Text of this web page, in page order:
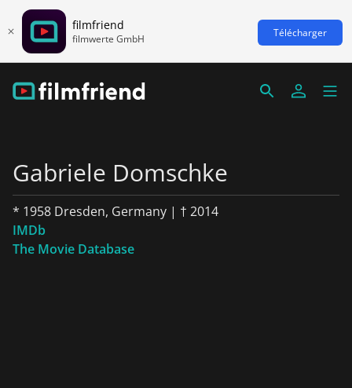
filmfriend
filmwerte GmbH Télécharger
Gabriele Domschke
* 1958 Dresden, Germany | † 2014
IMDb
The Movie Database